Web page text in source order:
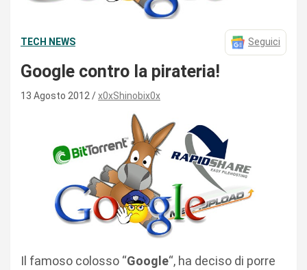
TECH NEWS Seguici
Google contro la pirateria!
13 Agosto 2012 x0xShinobix0x
Il famoso colosso “Google“, ha deciso di porre